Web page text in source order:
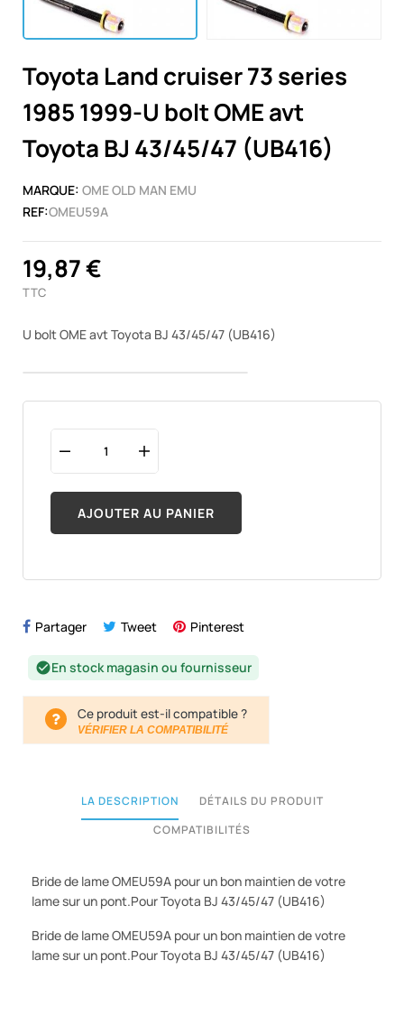
Toyota Land cruiser 73 series
1985 1999-U bolt OME avt
Toyota BJ 43/45/47 (UB416)
MARQUE: OME OLD MAN EMU
REF:OMEU59A
19,87 €
TTC
U bolt OME avt Toyota BJ 43/45/47 (UB416)
AJOUTER AU PANIER
Partager Tweet Pinterest
check_circleEn stock magasin ou fournisseur
Ce produit est-il compatible ?
VÉRIFIER LA COMPATIBILITÉ
LA DESCRIPTION
DÉTAILS DU PRODUIT
COMPATIBILITÉS
Bride de lame OMEU59A pour un bon maintien de votre
lame sur un pont.Pour Toyota BJ 43/45/47 (UB416)
Bride de lame OMEU59A pour un bon maintien de votre
lame sur un pont.Pour Toyota BJ 43/45/47 (UB416)